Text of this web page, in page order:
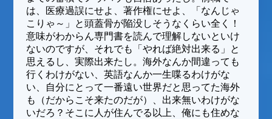
は、医療過誤にせよ、著作権にせよ、「なんじゃ
こりゃ～」と頭蓋骨が陥没しそうなくらい全く！
意味がわからん専門書を読んで理解しないといけ
ないのですが、それでも「やれば絶対出来る」と
思えるし、実際出来たし。海外なんか間違っても
行くわけがない、英語なんか一生喋るわけがな
い、自分にとって一番遠い世界だと思ってた海外
も（だからこそ来たのだが）、出来無いわけがな
いだろ？そこに人が住んでる以上、俺にも住めな